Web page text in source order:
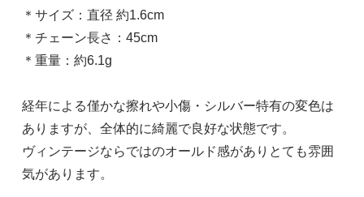
＊サイズ：直径 約1.6cm
＊チェーン長さ：45cm
＊重量：約6.1g
経年による僅かな擦れや小傷・シルバー特有の変色は
ありますが、全体的に綺麗で良好な状態です。
ヴィンテージならではのオールド感がありとても雰囲
気があります。